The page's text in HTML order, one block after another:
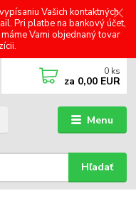
Vašich kontaktných
Pri platbe na bankový účet,
Vami objednaný tovar
Menu
Hľadať
0 ks
za 0,00 EUR